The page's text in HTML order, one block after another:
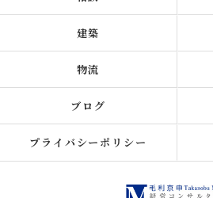
建築
物流
ブログ
プライバシーポリシー